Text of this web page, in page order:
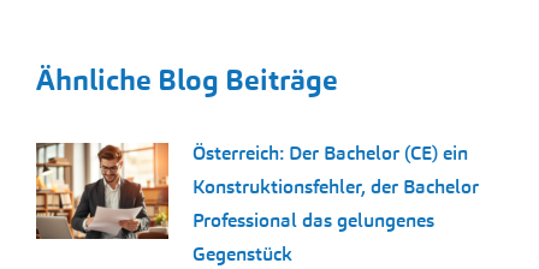
Ähnliche Blog Beiträge
Österreich: Der Bachelor (CE) ein
Konstruktionsfehler, der Bachelor
Professional das gelungenes
Gegenstück